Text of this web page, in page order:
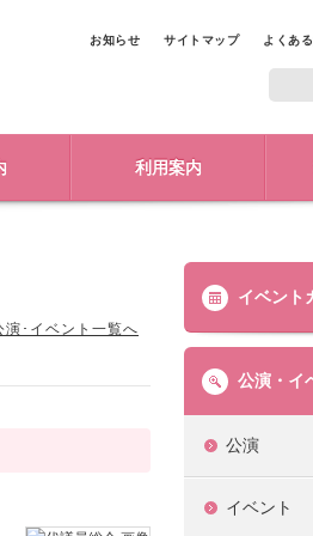
お知らせ サイトマップ よくあ
利用案内
演･イベント一覧へ
イベント
公演・イ
公演
イベント